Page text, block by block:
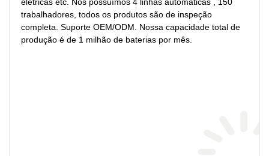
elétricas etc. Nós possuímos 4 linhas automáticas , 150
trabalhadores, todos os produtos são de inspeção
completa. Suporte OEM/ODM. Nossa capacidade total de
produção é de 1 milhão de baterias por mês.